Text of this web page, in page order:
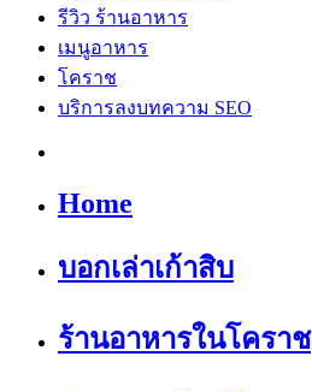
รีวิว ร้านอาหาร
เมนูอาหาร
โคราช
บริการลงบทความ SEO
Home
บอกเล่าเก้าสิบ
ร้านอาหารในโคราช